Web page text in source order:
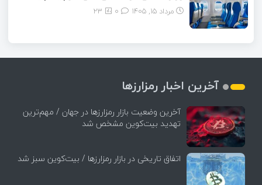
مرداد ۱۵, ۱۴۰۵ 23
آخرین اخبار رمزارزها
آخرین وضعیت بازار رمزارزها در جهان / مهم‌ترین
تهدید بیت‌کوین مشخص شد
اتفاق تاریخی در بازار رمزارزها / بیت‌کوین سبز شد